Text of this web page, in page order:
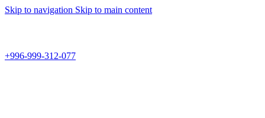
Skip to navigation Skip to main content
+996-999-312-077